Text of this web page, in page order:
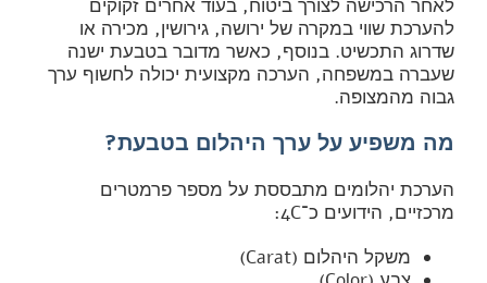
לאחר הרכישה לצורך ביטוח, בעוד אחרים זקוקים
להערכת שווי במקרה של ירושה, גירושין, מכירה או
שדרוג התכשיט. בנוסף, כאשר מדובר בטבעת ישנה
שעברה במשפחה, הערכה מקצועית יכולה לחשוף ערך
גבוה מהמצופה.
מה משפיע על ערך היהלום בטבעת?
הערכת יהלומים מתבססת על מספר פרמטרים
מרכזיים, הידועים כ־4C:
משקל היהלום (Carat)